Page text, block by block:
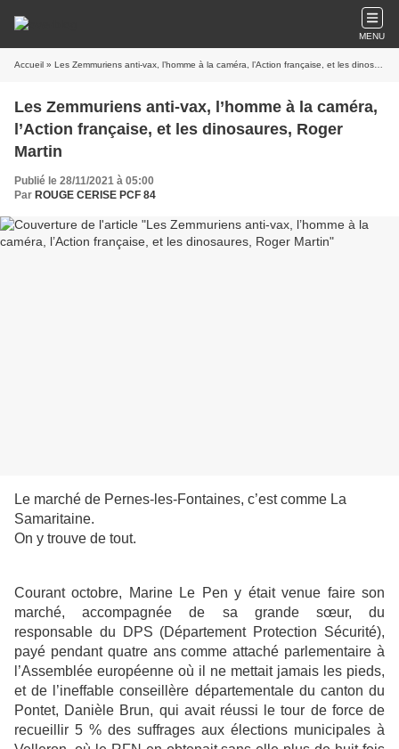
MENU
Accueil » Les Zemmuriens anti-vax, l’homme à la caméra, l’Action française, et les dinosaures, Roger Martin
Les Zemmuriens anti-vax, l’homme à la caméra,
l’Action française, et les dinosaures, Roger
Martin
Publié le 28/11/2021 à 05:00
Par ROUGE CERISE PCF 84
Le marché de Pernes-les-Fontaines, c’est comme La
Samaritaine.
On y trouve de tout.
Courant octobre, Marine Le Pen y était venue faire son
marché, accompagnée de sa grande sœur, du
responsable du DPS (Département Protection Sécurité),
payé pendant quatre ans comme attaché parlementaire à
l’Assemblée européenne où il ne mettait jamais les pieds,
et de l’ineffable conseillère départementale du canton du
Pontet, Danièle Brun, qui avait réussi le tour de force de
recueillir 5 % des suffrages aux élections municipales à